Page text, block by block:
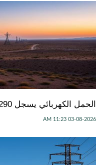
الحمل الكهربائي يسجل 4290 ميجاواط امس الاحد
03-08-2026 11:23 AM